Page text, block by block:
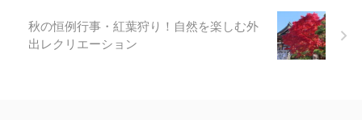
秋の恒例行事・紅葉狩り！自然を楽しむ外
出レクリエーション